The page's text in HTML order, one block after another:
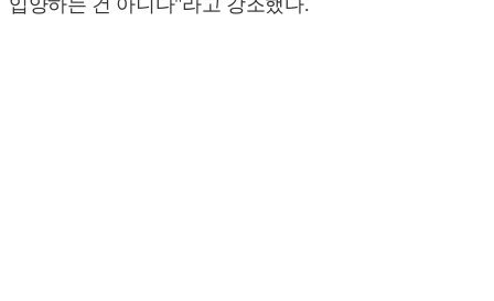
입양하는 건 아니다"라고 강조했다.